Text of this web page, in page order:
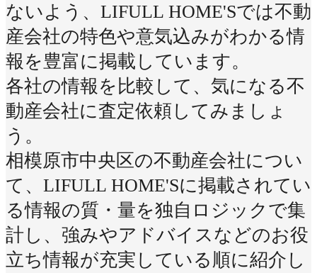
ないよう、LIFULL HOME'Sでは不動
産会社の特色や意気込みがわかる情
報を豊富に掲載しています。
各社の情報を比較して、気になる不
動産会社に査定依頼してみましょ
う。
相模原市中央区の不動産会社につい
て、LIFULL HOME'Sに掲載されてい
る情報の質・量を独自ロジックで集
計し、強みやアドバイスなどのお役
立ち情報が充実している順に紹介し